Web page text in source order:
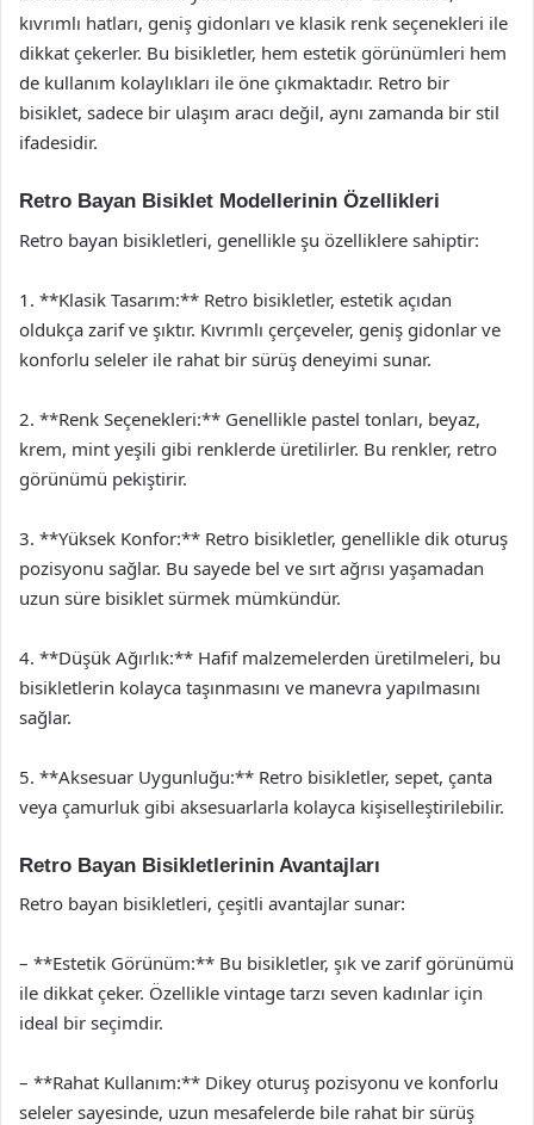
kıvrımlı hatları, geniş gidonları ve klasik renk seçenekleri ile
dikkat çekerler. Bu bisikletler, hem estetik görünümleri hem
de kullanım kolaylıkları ile öne çıkmaktadır. Retro bir
bisiklet, sadece bir ulaşım aracı değil, aynı zamanda bir stil
ifadesidir.
Retro Bayan Bisiklet Modellerinin Özellikleri
Retro bayan bisikletleri, genellikle şu özelliklere sahiptir:
1. **Klasik Tasarım:** Retro bisikletler, estetik açıdan
oldukça zarif ve şıktır. Kıvrımlı çerçeveler, geniş gidonlar ve
konforlu seleler ile rahat bir sürüş deneyimi sunar.
2. **Renk Seçenekleri:** Genellikle pastel tonları, beyaz,
krem, mint yeşili gibi renklerde üretilirler. Bu renkler, retro
görünümü pekiştirir.
3. **Yüksek Konfor:** Retro bisikletler, genellikle dik oturuş
pozisyonu sağlar. Bu sayede bel ve sırt ağrısı yaşamadan
uzun süre bisiklet sürmek mümkündür.
4. **Düşük Ağırlık:** Hafif malzemelerden üretilmeleri, bu
bisikletlerin kolayca taşınmasını ve manevra yapılmasını
sağlar.
5. **Aksesuar Uygunluğu:** Retro bisikletler, sepet, çanta
veya çamurluk gibi aksesuarlarla kolayca kişiselleştirilebilir.
Retro Bayan Bisikletlerinin Avantajları
Retro bayan bisikletleri, çeşitli avantajlar sunar:
– **Estetik Görünüm:** Bu bisikletler, şık ve zarif görünümü
ile dikkat çeker. Özellikle vintage tarzı seven kadınlar için
ideal bir seçimdir.
– **Rahat Kullanım:** Dikey oturuş pozisyonu ve konforlu
seleler sayesinde, uzun mesafelerde bile rahat bir sürüş